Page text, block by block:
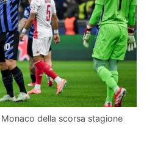
della scorsa stagione